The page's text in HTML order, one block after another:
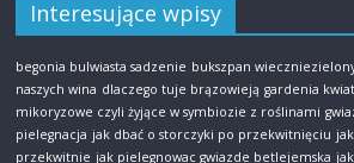
Interesujące wpisy
begonia bulwiasta sadzenie bukszpan
naszych wina dlaczego tuje brązowieją gardenia
mikoryzowe czyli żyjące w symbiozie z roślinami
pielegnacja jak dbać o storczyki po przekwitnięciu
przekwitnie jak pielegnowac gwiazde betlejemska